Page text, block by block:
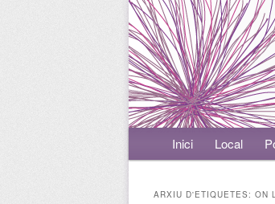
Menú principalAneu al contingut
Aneu al
Inici Local
ARXIU D'ETIQUETES: ON